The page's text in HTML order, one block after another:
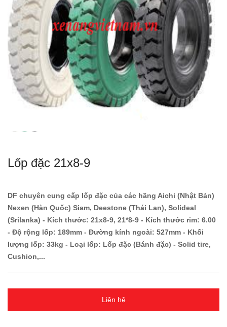
Lốp đặc 21x8-9
DF chuyên cung cấp lốp đặc của các hãng Aichi (Nhật Bản)
Nexen (Hàn Quốc) Siam, Deestone (Thái Lan), Solideal
(Srilanka) - Kích thước: 21x8-9, 21*8-9 - Kích thước rim: 6.00
- Độ rộng lốp: 189mm - Đường kính ngoài: 527mm - Khối
lượng lốp: 33kg - Loại lốp: Lốp đặc (Bánh đặc) - Solid tire,
Cushion,...
Liên hệ